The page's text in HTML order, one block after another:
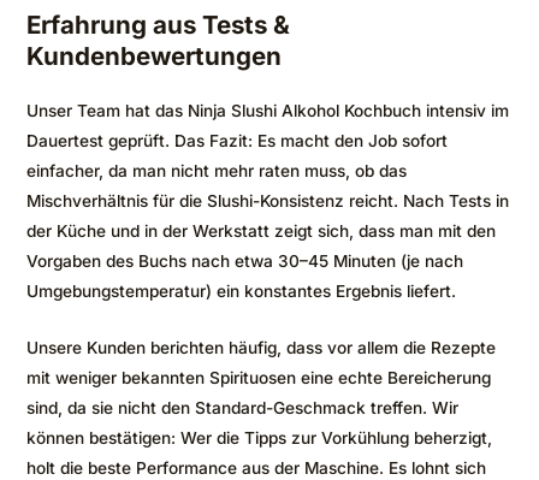
Erfahrung aus Tests &
Kundenbewertungen
Unser Team hat das Ninja Slushi Alkohol Kochbuch intensiv im
Dauertest geprüft. Das Fazit: Es macht den Job sofort
einfacher, da man nicht mehr raten muss, ob das
Mischverhältnis für die Slushi-Konsistenz reicht. Nach Tests in
der Küche und in der Werkstatt zeigt sich, dass man mit den
Vorgaben des Buchs nach etwa 30–45 Minuten (je nach
Umgebungstemperatur) ein konstantes Ergebnis liefert.
Unsere Kunden berichten häufig, dass vor allem die Rezepte
mit weniger bekannten Spirituosen eine echte Bereicherung
sind, da sie nicht den Standard-Geschmack treffen. Wir
können bestätigen: Wer die Tipps zur Vorkühlung beherzigt,
holt die beste Performance aus der Maschine. Es lohnt sich